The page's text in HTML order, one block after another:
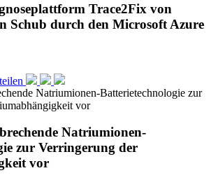
Trace2Fix von
Schub durch den Microsoft Azure
Natriumionen-
zur Verringerung der
vor